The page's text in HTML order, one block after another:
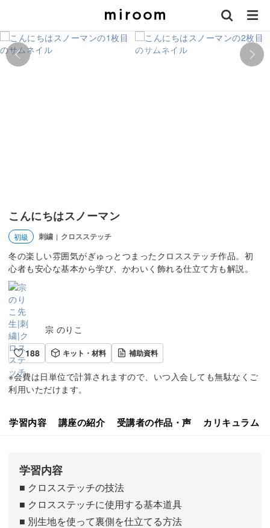
こんにちはスノーマン
初級 刺繍 | クロスステッチ
冬の楽しい雰囲気がぎゅっとつまったクロスステッチ作品。初
心者も安心な基本から学び、かわいく飾れる仕立て方も解説。
宗 のりこ
188
キット・材料 補助資料
※会費は日単位で計算されますので、いつ入会しても無駄なくご
利用いただけます。
学習内容 講座の紹介 受講者の作品・声 カリキュラム
学習内容
■ クロスステッチの技法
■ クロスステッチに使用する基本道具
■ 別生地を使って裏側を仕立てる方法